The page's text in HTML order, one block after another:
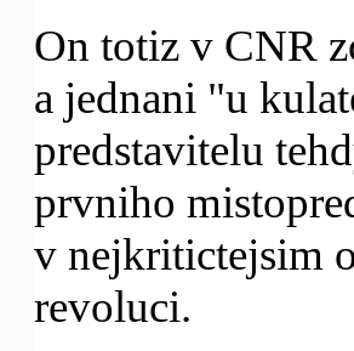
On totiz v CNR
a jednani "u
predstavitelu
prvniho
v nejkritictejsim
revoluci.